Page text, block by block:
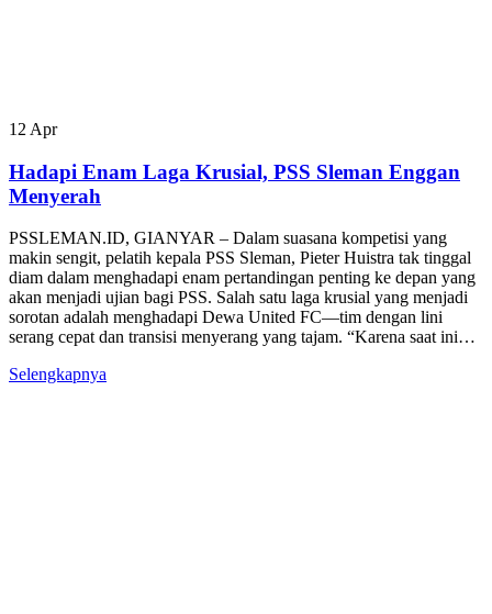
12 Apr
Hadapi Enam Laga Krusial, PSS Sleman Enggan
Menyerah
PSSLEMAN.ID, GIANYAR – Dalam suasana kompetisi yang
makin sengit, pelatih kepala PSS Sleman, Pieter Huistra tak tinggal
diam dalam menghadapi enam pertandingan penting ke depan yang
akan menjadi ujian bagi PSS. Salah satu laga krusial yang menjadi
sorotan adalah menghadapi Dewa United FC—tim dengan lini
serang cepat dan transisi menyerang yang tajam. “Karena saat ini…
Selengkapnya